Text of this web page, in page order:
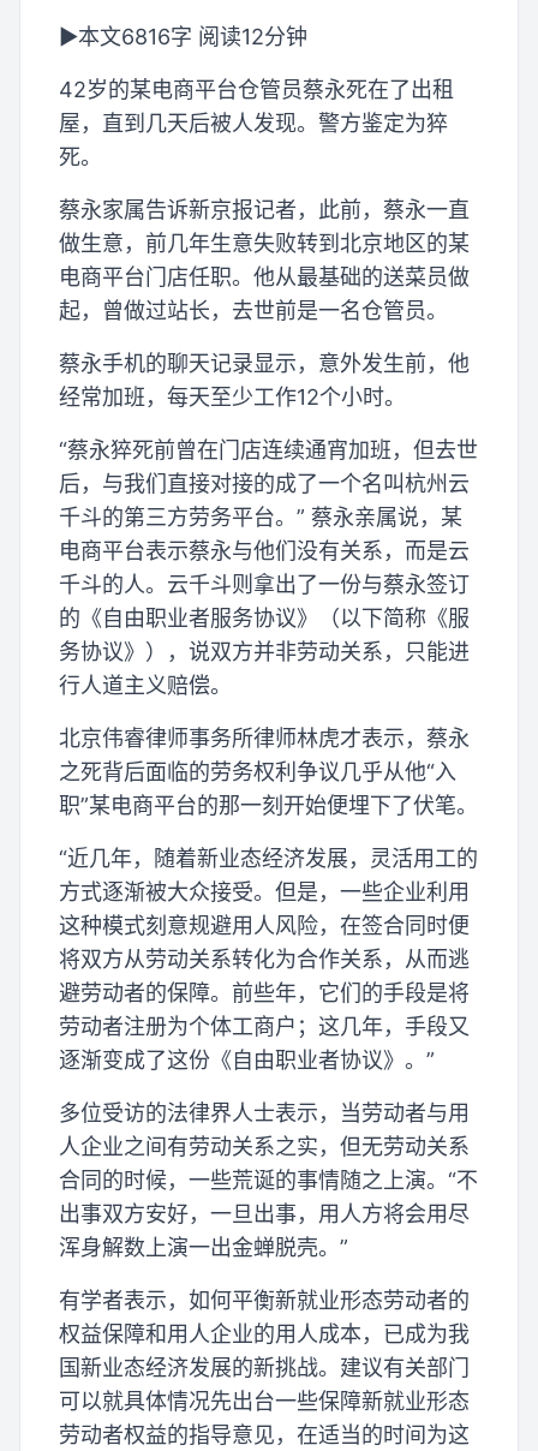
►本文6816字 阅读12分钟
42岁的某电商平台仓管员蔡永死在了出租
屋，直到几天后被人发现。警方鉴定为猝
死。
蔡永家属告诉新京报记者，此前，蔡永一直
做生意，前几年生意失败转到北京地区的某
电商平台门店任职。他从最基础的送菜员做
起，曾做过站长，去世前是一名仓管员。
蔡永手机的聊天记录显示，意外发生前，他
经常加班，每天至少工作12个小时。
“蔡永猝死前曾在门店连续通宵加班，但去世
后，与我们直接对接的成了一个名叫杭州云
千斗的第三方劳务平台。” 蔡永亲属说，某
电商平台表示蔡永与他们没有关系，而是云
千斗的人。云千斗则拿出了一份与蔡永签订
的《自由职业者服务协议》（以下简称《服
务协议》），说双方并非劳动关系，只能进
行人道主义赔偿。
北京伟睿律师事务所律师林虎才表示，蔡永
之死背后面临的劳务权利争议几乎从他“入
职”某电商平台的那一刻开始便埋下了伏笔。
“近几年，随着新业态经济发展，灵活用工的
方式逐渐被大众接受。但是，一些企业利用
这种模式刻意规避用人风险，在签合同时便
将双方从劳动关系转化为合作关系，从而逃
避劳动者的保障。前些年，它们的手段是将
劳动者注册为个体工商户；这几年，手段又
逐渐变成了这份《自由职业者协议》。”
多位受访的法律界人士表示，当劳动者与用
人企业之间有劳动关系之实，但无劳动关系
合同的时候，一些荒诞的事情随之上演。“不
出事双方安好，一旦出事，用人方将会用尽
浑身解数上演一出金蝉脱壳。”
有学者表示，如何平衡新就业形态劳动者的
权益保障和用人企业的用人成本，已成为我
国新业态经济发展的新挑战。建议有关部门
可以就具体情况先出台一些保障新就业形态
劳动者权益的指导意见，在适当的时间为这